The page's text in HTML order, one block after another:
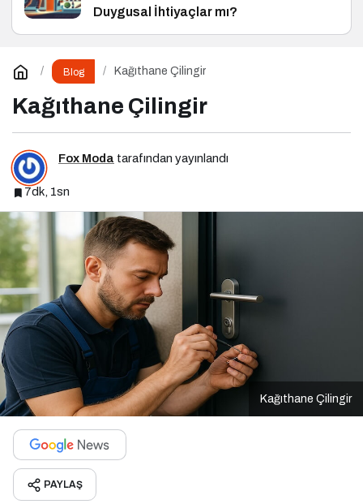
Duygusal İhtiyaçlar mı?
Blog Kağıthane Çilingir
Kağıthane Çilingir
Fox Moda tarafından yayınlandı
7dk, 1sn
Kağıthane Çilingir
PAYLAŞ